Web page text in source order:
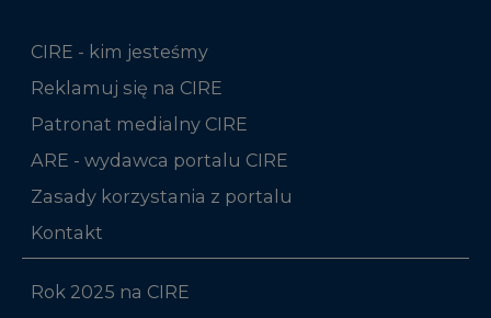
CIRE - kim jesteśmy
Reklamuj się na CIRE
Patronat medialny CIRE
ARE - wydawca portalu CIRE
Zasady korzystania z portalu
Kontakt
Rok 2025 na CIRE